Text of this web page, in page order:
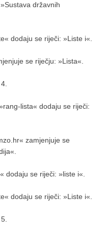
državnih
dodaju se riječi: »Liste i«.
se riječju: »Lista«.
lista« dodaju se riječi:
zamjenjuje se
dodaju se riječi: »liste i«.
dodaju se riječi: »Liste i«.